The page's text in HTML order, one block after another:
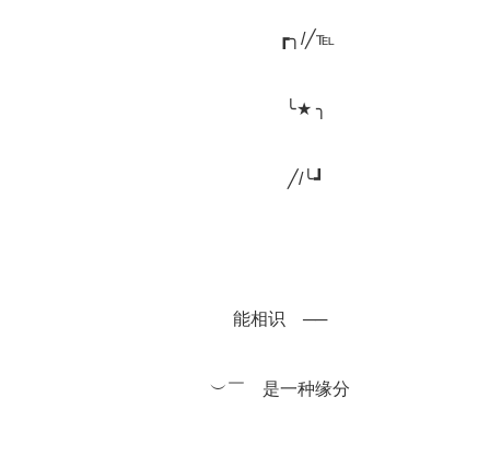
		　　　┏╮/╱℡
		　　　╰★ ╮
		　　　╱/╰┛
		能相识　──
		︶￣　是一种缘分